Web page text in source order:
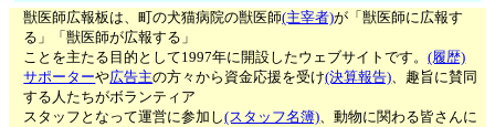
獣医師広報板は、町の犬猫病院の獣医師(主宰者)が「獣医師に広報す
る」「獣医師が広報する」
ことを主たる目的として1997年に開設したウェブサイトです。(履歴)
サポーターや広告主の方々から資金応援を受け(決算報告)、趣旨に賛同
する人たちがボランティア
スタッフとなって運営に参加し(スタッフ名簿)、動物に関わる皆さんに